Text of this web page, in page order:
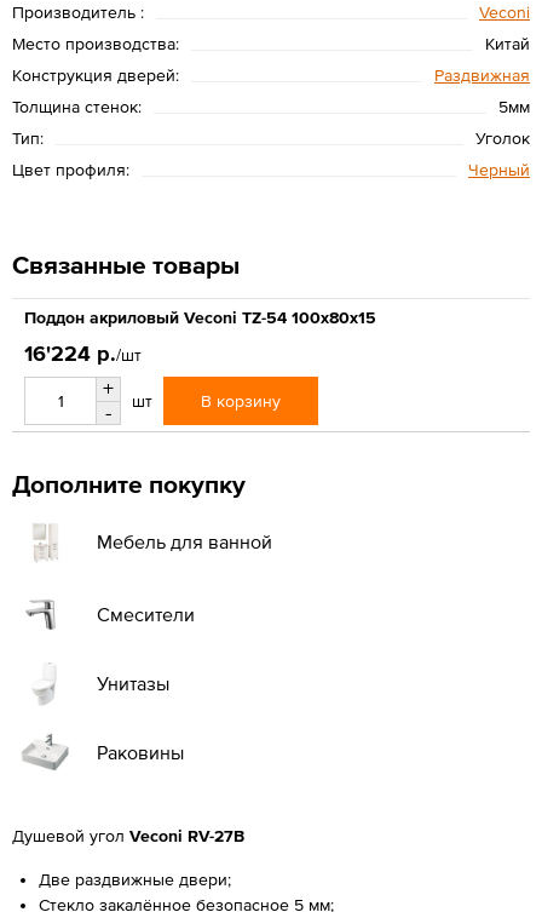
Производитель :
Veconi
Место производства:
Китай
Конструкция дверей:
Раздвижная
Толщина стенок:
5мм
Тип:
Уголок
Цвет профиля:
Черный
Связанные товары
Поддон акриловый Veconi TZ-54 100x80x15
16'224 р./шт
+
-
шт В корзину
Дополните покупку
Мебель для ванной
Смесители
Унитазы
Раковины
Душевой угол Veconi RV-27B
Две раздвижные двери;
Стекло закалённое безопасное 5 мм;